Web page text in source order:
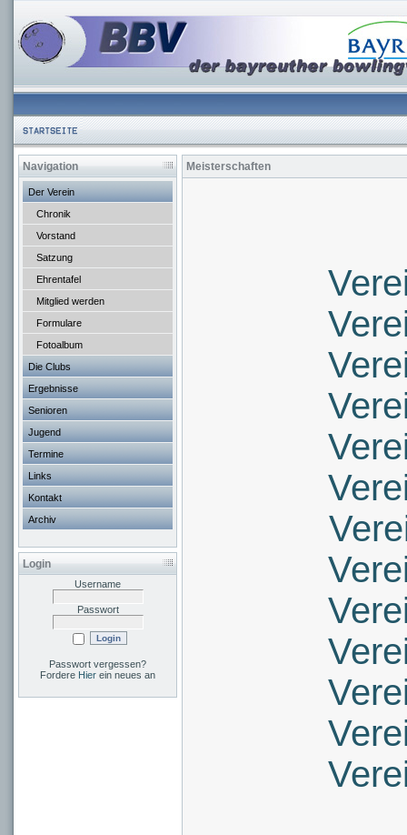
Navigation
Der Verein
Chronik
Vorstand
Satzung
Ehrentafel
Mitglied werden
Formulare
Fotoalbum
Die Clubs
Ergebnisse
Senioren
Jugend
Termine
Links
Kontakt
Archiv
Login
Username
Passwort
Passwort vergessen?
Fordere Hier ein neues an
Meisterschaften